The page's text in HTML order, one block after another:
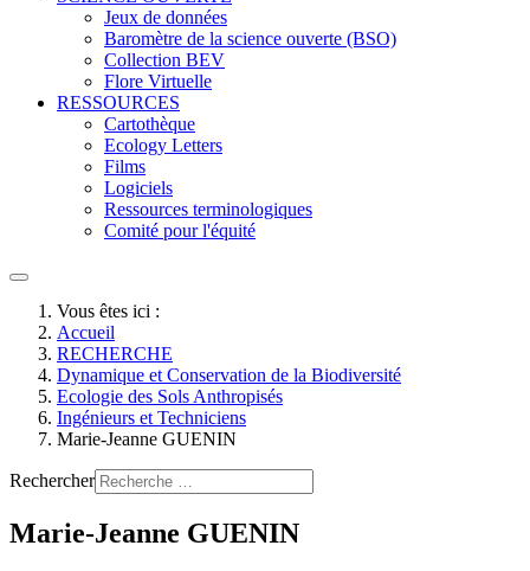
Jeux de données
Baromètre de la science ouverte (BSO)
Collection BEV
Flore Virtuelle
RESSOURCES
Cartothèque
Ecology Letters
Films
Logiciels
Ressources terminologiques
Comité pour l'équité
Vous êtes ici :
Accueil
RECHERCHE
Dynamique et Conservation de la Biodiversité
Ecologie des Sols Anthropisés
Ingénieurs et Techniciens
Marie-Jeanne GUENIN
Rechercher
Marie-Jeanne GUENIN